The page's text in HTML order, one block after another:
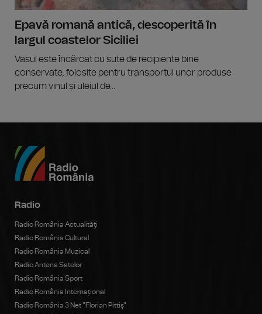
Epavă romană antică, descoperită în
largul coastelor Siciliei
Vasul este încărcat cu sute de recipiente bine
conservate, folosite pentru transportul unor produse
precum vinul și uleiul de...
Radio
Radio România Actualităţi
Radio România Cultural
Radio România Muzical
Radio Antena Satelor
Radio România Sport
Radio România Internațional
Radio România 3 Net "Florian Pittiş"